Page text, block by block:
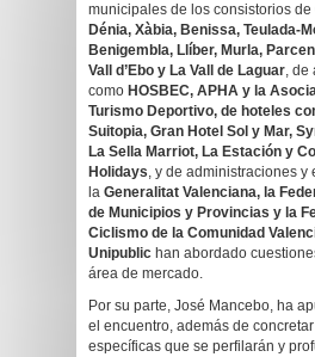
municipales de los consistorios de
Dénia, Xàbia, Benissa, Teulada-
Benigembla, Llíber, Murla,
Vall d’Ebo y La Vall de Laguar, de
como HOSBEC, APHA y la
Turismo Deportivo, de hoteles
Suitopia, Gran Hotel Sol y Mar,
La Sella Marriot, La Estación y
Holidays, y de administraciones y
la Generalitat Valenciana, la
de Municipios y Provincias y la
Ciclismo de la Comunidad
Unipublic han abordado
área de mercado.
Por su parte, José Mancebo, ha
el encuentro, además de
específicas que se perfilarán y